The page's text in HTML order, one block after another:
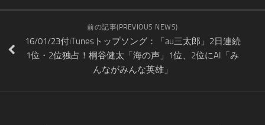
前の記事(PREVIOUS NEWS)
16/01/23付iTunesトップソング：「au三太郎」2日連続
1位・2位独占！桐谷健太「海の声」1位、2位にAI「み
んながみんな英雄」